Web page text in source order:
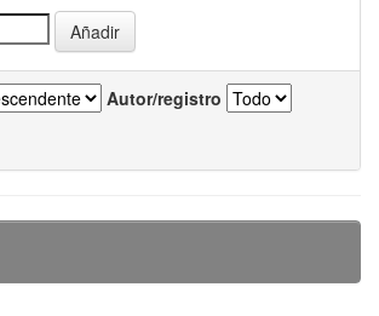
Autor/registro